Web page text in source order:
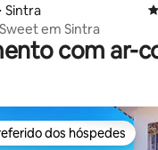
Sintra
em Sintra
com ar-
os melhores preferidos
dos hóspedes